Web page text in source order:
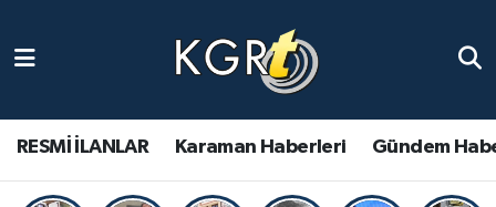
RESMİ İLANLAR Karaman Haberleri Gündem
Gündem Haberleri
Güncel Haberler